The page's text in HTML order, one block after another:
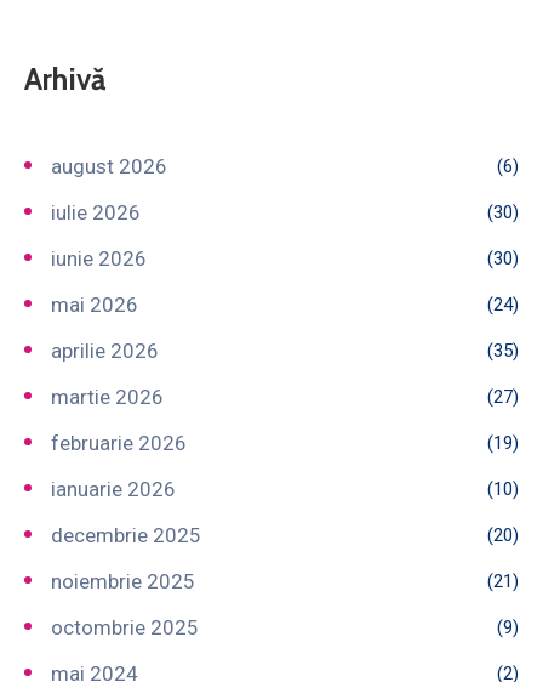
Arhivă
august 2026 (6)
iulie 2026 (30)
iunie 2026 (30)
mai 2026 (24)
aprilie 2026 (35)
martie 2026 (27)
februarie 2026 (19)
ianuarie 2026 (10)
decembrie 2025 (20)
noiembrie 2025 (21)
octombrie 2025 (9)
mai 2024 (2)